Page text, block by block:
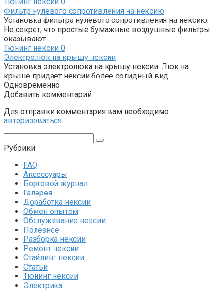
Фильтр нулевого сопротивления на нексию
Установка фильтра нулевого сопротивления на нексию.
Не секрет, что простые бумажные воздушные фильтры
оказывают
Тюнинг нексии 0
Электролюк на крышу нексии
Установка электролюка на крышу нексии. Люк на
крыше придает нексии более солидный вид.
Одновременно
Добавить комментарий
Для отправки комментария вам необходимо
авторизоваться.
Рубрики
FAQ
Аксессуары
Бортовой журнал
Галерея
Доработка нексии
Обмен опытом
Обслуживание нексии
Полезное
Разборка нексии
Ремонт нексии
Стайлинг нексии
Статьи
Тюнинг нексии
Электрика